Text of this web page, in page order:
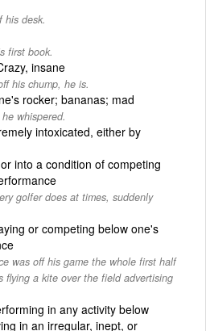
his desk.
first book.
insane
his chump, he is.
rocker; bananas; mad
whispered.
intoxicated, either by
into a condition of competing
golfer does at times, suddenly
or competing below one's
was off his game the whole first half
flying a kite over the field advertising
in any activity below
in an irregular, inept, or